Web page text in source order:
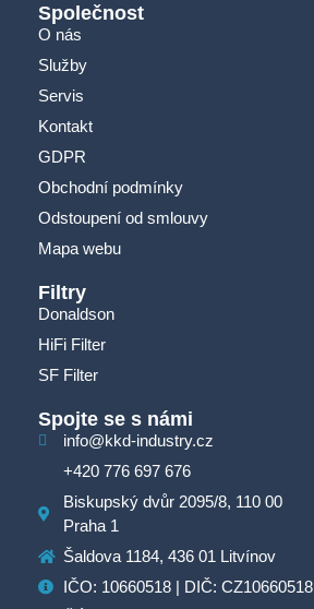
Společnost
O nás
Služby
Servis
Kontakt
GDPR
Obchodní podmínky
Odstoupení od smlouvy
Mapa webu
Filtry
Donaldson
HiFi Filter
SF Filter
Spojte se s námi
info@kkd-industry.cz
+420 776 697 676
Biskupský dvůr 2095/8, 110 00
Praha 1
Šaldova 1184, 436 01 Litvínov
IČO: 10660518 | DIČ: CZ10660518